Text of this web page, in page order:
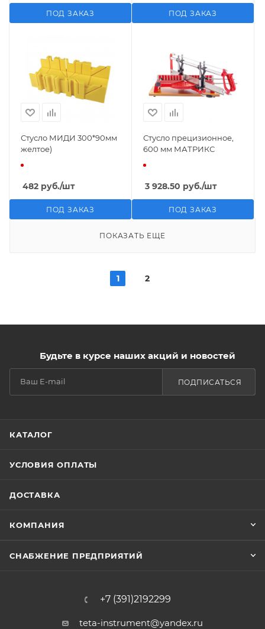
ПОД ЗАКАЗ ПОД ЗАКАЗ
Стусло МИДИ 300*90мм
желтое)
482 руб./шт
ПОД ЗАКАЗ
Стусло прецизионное,
600 мм МАТРИКС
3 928.50 руб./шт
ПОД ЗАКАЗ
ПОКАЗАТЬ ЕЩЕ
1 2
Будьте в курсе наших акций и новостей
ПОДПИСАТЬСЯ
КАТАЛОГ
УСЛОВИЯ ОПЛАТЫ
ДОСТАВКА
КОМПАНИЯ
СНАБЖЕНИЕ ПРЕДПРИЯТИЙ
+7 (391)2192299
teta-instrument@yandex.ru